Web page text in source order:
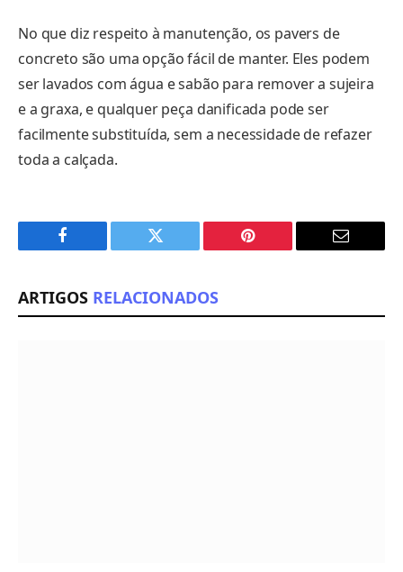
No que diz respeito à manutenção, os pavers de
concreto são uma opção fácil de manter. Eles podem
ser lavados com água e sabão para remover a sujeira
e a graxa, e qualquer peça danificada pode ser
facilmente substituída, sem a necessidade de refazer
toda a calçada.
Facebook Twitter Pinterest Email
ARTIGOS RELACIONADOS